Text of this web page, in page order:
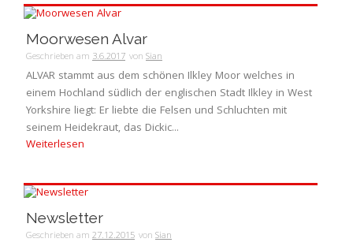
Moorwesen Alvar
Geschrieben am 3.6.2017 von Sian
ALVAR stammt aus dem schönen Ilkley Moor welches in
einem Hochland südlich der englischen Stadt Ilkley in West
Yorkshire liegt: Er liebte die Felsen und Schluchten mit
seinem Heidekraut, das Dickic...
Weiterlesen
Newsletter
Geschrieben am 27.12.2015 von Sian